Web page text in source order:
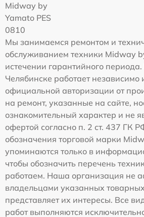
Midway by
Yamato PES
0810
Мы занимаемся ремонтом и
обслуживанием техники Midway
истечении гарантийного
Челябинске работает независимо
официальной авторизации от
на ремонт, указанные на сайте,
ознакомительный характер и не
офертой согласно п. 2 ст. 437 ГК
обозначения торговой марки
упоминаются только в
чтобы обозначить перечень
работаем. Наша организация не
владельцами указанных
представляет их интересы. Все
работ выполняются